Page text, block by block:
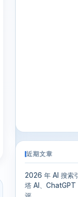
近期文章
2026 年 AI 搜索
塔 AI、ChatGPT